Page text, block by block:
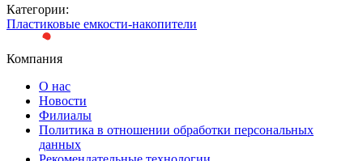
Категории:
Пластиковые емкости-накопители
Компания
О нас
Новости
Филиалы
Политика в отношении обработки персональных
данных